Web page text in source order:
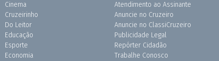
Cinema
Cruzeirinho
Do Leitor
Educação
Esporte
Economia
Atendimento ao Assinante
Anuncie no Cruzeiro
Anuncie no ClassiCruzeiro
Publicidade Legal
Repórter Cidadão
Trabalhe Conosco